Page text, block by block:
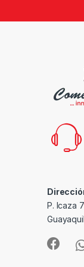
P. Icaza